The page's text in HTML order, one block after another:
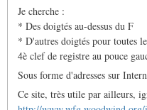
Je cherche :
* Des doigtés au-dessus du F
* D'autres doigtés pour toutes
4è clef de registre au pouce
Sous forme d'adresses sur
Ce site, très utile par ailleurs,